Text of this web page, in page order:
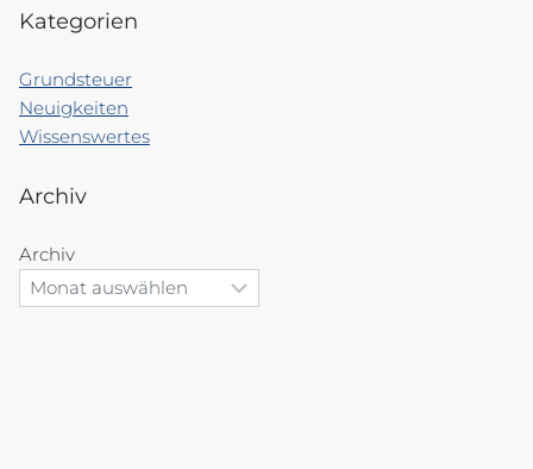
Kategorien
Grundsteuer
Neuigkeiten
Wissenswertes
Archiv
Archiv